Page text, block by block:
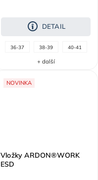
DETAIL
36-37 38-39 40-41
+ další
NOVINKA
Vložky ARDON®WORK
ESD